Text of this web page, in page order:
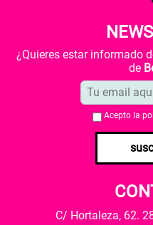
¿Quieres estar informado
de
Acepto la
C/ Hortaleza, 62.